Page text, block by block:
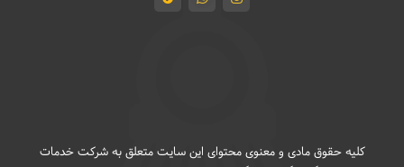
کلیه حقوق مادی و معنوی محتوای این سایت متعلق به شرکت خدمات